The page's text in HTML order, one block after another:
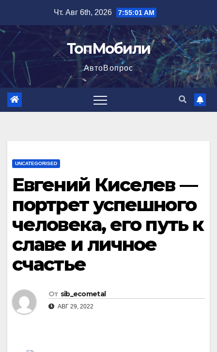
содержимому
Чт. Авг 6th, 2026 7:55:02 AM
ТопМобили
АвтоВопрос
UNCATEGORISED
Евгений Киселев —
портрет успешного
человека, его путь к
славе и личное
счастье
От sib_ecometal
АВГ 29, 2022